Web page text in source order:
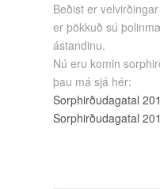
Beðist er
er þökkuð sú
ástandinu.
Nú eru komin
þau má sjá hér:
Sorphirðudagatal
Sorphirðudagatal